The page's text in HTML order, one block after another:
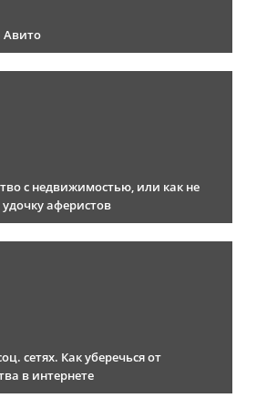
Авито
с недвижимостью, или как не
удочку аферистов
сетях. Как уберечься от
в интернете